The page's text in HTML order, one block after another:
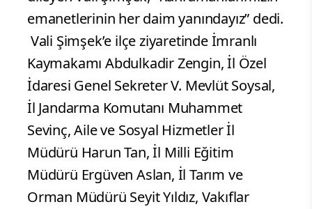
emanetlerinin her daim yanındayız” dedi.
Vali Şimşek’e ilçe ziyaretinde İmranlı
Kaymakamı Abdulkadir Zengin, İl Özel
İdaresi Genel Sekreter V. Mevlüt Soysal,
İl Jandarma Komutanı Muhammet
Sevinç, Aile ve Sosyal Hizmetler İl
Müdürü Harun Tan, İl Milli Eğitim
Müdürü Ergüven Aslan, İl Tarım ve
Orman Müdürü Seyit Yıldız, Vakıflar